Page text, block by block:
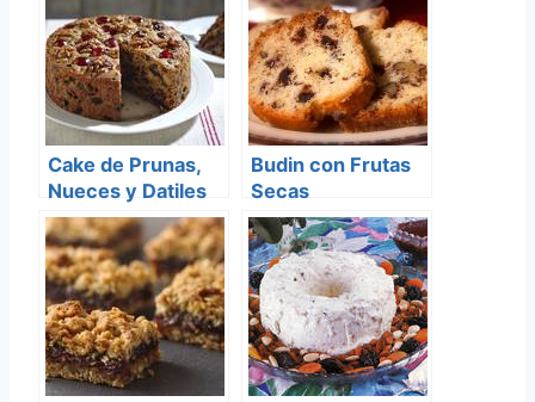
Cake de Prunas,
Nueces y Datiles
Budin con Frutas
Secas